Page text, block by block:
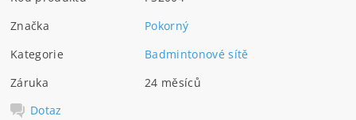
Značka
Pokorný
Kategorie
Badmintonové sítě
Záruka
24 měsíců
Dotaz